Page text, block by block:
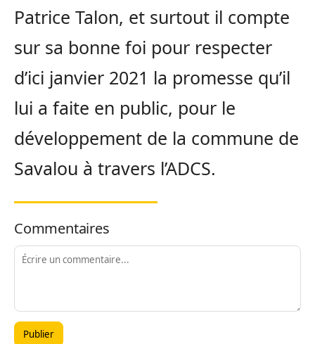
Patrice Talon, et surtout il compte
sur sa bonne foi pour respecter
d’ici janvier 2021 la promesse qu’il
lui a faite en public, pour le
développement de la commune de
Savalou à travers l’ADCS.
Commentaires
Publier